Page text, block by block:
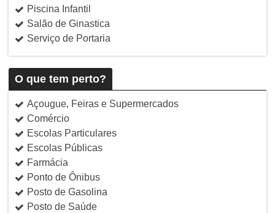
Piscina Infantil
Salão de Ginastica
Serviço de Portaria
O que tem perto?
Açougue, Feiras e Supermercados
Comércio
Escolas Particulares
Escolas Públicas
Farmácia
Ponto de Ônibus
Posto de Gasolina
Posto de Saúde